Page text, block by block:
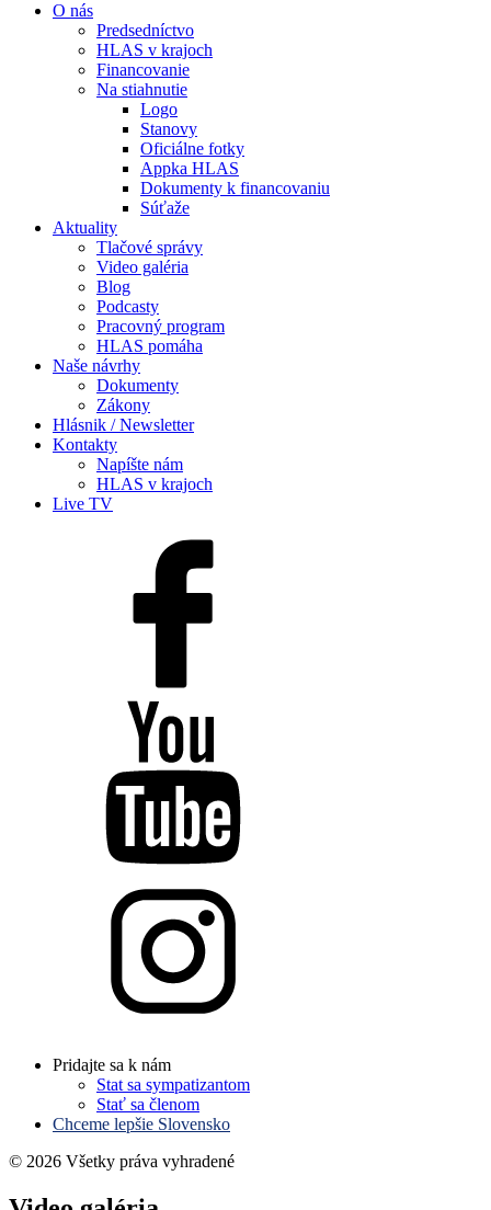
O nás
Predsedníctvo
HLAS v krajoch
Financovanie
Na stiahnutie
Logo
Stanovy
Oficiálne fotky
Appka HLAS
Dokumenty k financovaniu
Súťaže
Aktuality
Tlačové správy
Video galéria
Blog
Podcasty
Pracovný program
HLAS pomáha
Naše návrhy
Dokumenty
Zákony
Hlásnik / Newsletter
Kontakty
Napíšte nám
HLAS v krajoch
Live TV
Pridajte sa k nám
Stat sa sympatizantom
Stať sa členom
Chceme lepšie Slovensko
© 2026 Všetky práva vyhradené